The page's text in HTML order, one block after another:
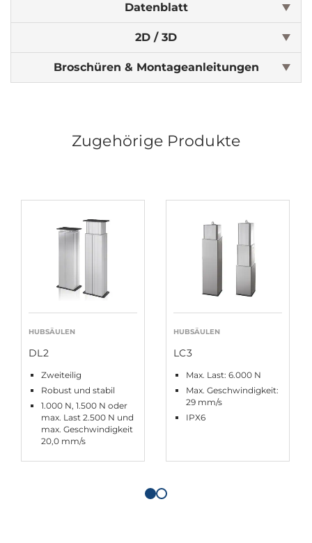
Datenblatt
2D / 3D
Broschüren & Montageanleitungen
Zugehörige Produkte
HUBSÄULEN
DL2
Zweiteilig
Robust und stabil
1.000 N, 1.500 N oder
max. Last 2.500 N und
max. Geschwindigkeit
20,0 mm/s
HUBSÄULEN
LC3
Max. Last: 6.000 N
Max. Geschwindigkeit:
29 mm/s
IPX6